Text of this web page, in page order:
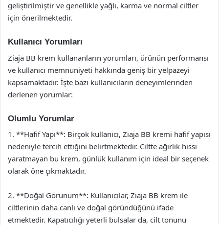
geliştirilmiştir ve genellikle yağlı, karma ve normal ciltler
için önerilmektedir.
Kullanıcı Yorumları
Ziaja BB krem kullananların yorumları, ürünün performansı
ve kullanıcı memnuniyeti hakkında geniş bir yelpazeyi
kapsamaktadır. İşte bazı kullanıcıların deneyimlerinden
derlenen yorumlar:
Olumlu Yorumlar
1. **Hafif Yapı**: Birçok kullanıcı, Ziaja BB kremi hafif yapısı
nedeniyle tercih ettiğini belirtmektedir. Ciltte ağırlık hissi
yaratmayan bu krem, günlük kullanım için ideal bir seçenek
olarak öne çıkmaktadır.
2. **Doğal Görünüm**: Kullanıcılar, Ziaja BB krem ile
ciltlerinin daha canlı ve doğal göründüğünü ifade
etmektedir. Kapatıcılığı yeterli bulsalar da, cilt tonunu